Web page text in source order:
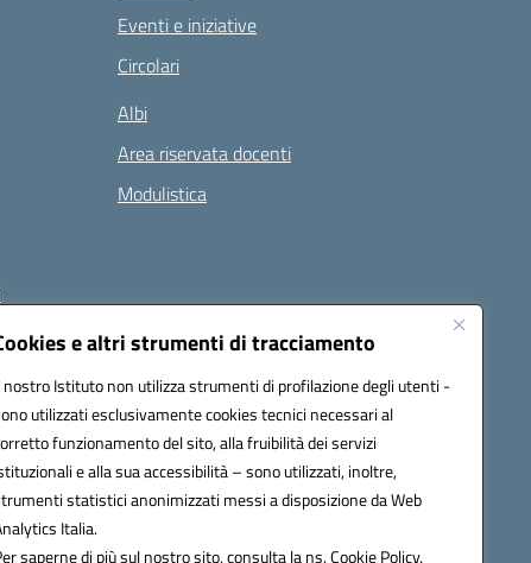
e altri strumenti di tracciamento
nostro Istituto non utilizza strumenti di profilazione degli utenti -
utilizzati esclusivamente cookies tecnici necessari al
funzionamento del sito, alla fruibilità dei servizi
e alla sua accessibilità – sono utilizzati, inoltre,
statistici anonimizzati messi a disposizione da Web
Italia.
saperne di più sul nostro sito, consulta la ns. Cookie Policy.
Eventi e iniziative
Circolari
Albi
Area riservata docenti
Modulistica
naee32300a@pec.istruzione.it